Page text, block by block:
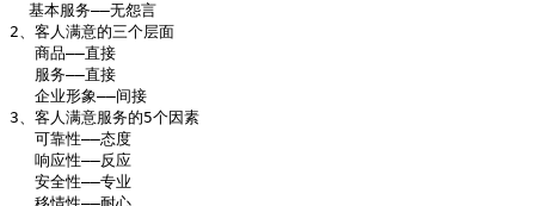
  基本服务——无怨言
2、客人满意的三个层面
商品——直接
服务——直接
企业形象——间接
3、客人满意服务的5个因素
可靠性——态度
响应性——反应
安全性——专业